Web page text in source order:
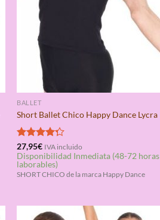
BALLET
Short Ballet Chico Happy Dance Lycra
Valorado
con4.25
de 5
27,95€ IVA incluido
Disponibilidad Inmediata (48-72 horas
laborables)
SHORT CHICO de la marca Happy Dance